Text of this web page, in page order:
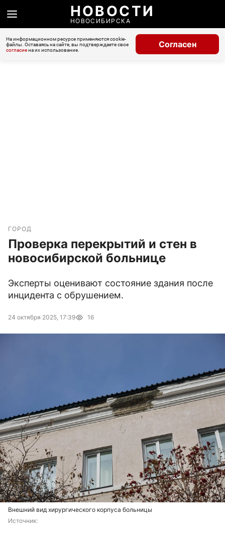
НОВОСТИ
НОВОСИБИРСКА
На информационном ресурсе применяются cookie-
файлы. Оставаясь на сайте, вы подтверждаете свое
согласиена их использование.
Согласен
ГОРОД
Проверка перекрытий и стен в
новосибирской больнице
Эксперты оценивают состояние здания после
инцидента с обрушением.
24 октября 2025, 17:39 16
Внешний вид хирургического корпуса больницы
Источник: